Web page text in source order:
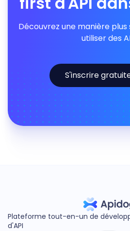
Découvrez une manière
utiliser des
S'inscrire
Plateforme tout-en-un de
d'API